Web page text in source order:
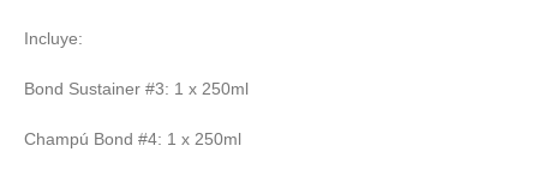
Incluye:
Bond Sustainer #3: 1 x 250ml
Champú Bond #4: 1 x 250ml